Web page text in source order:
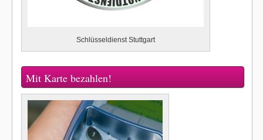
Schlüsseldienst Stuttgart
Mit Karte bezahlen!